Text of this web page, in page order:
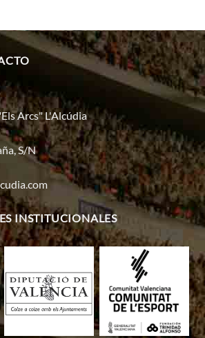
Arcs" L'Alcúdia
S/N
INSTITUCIONALES